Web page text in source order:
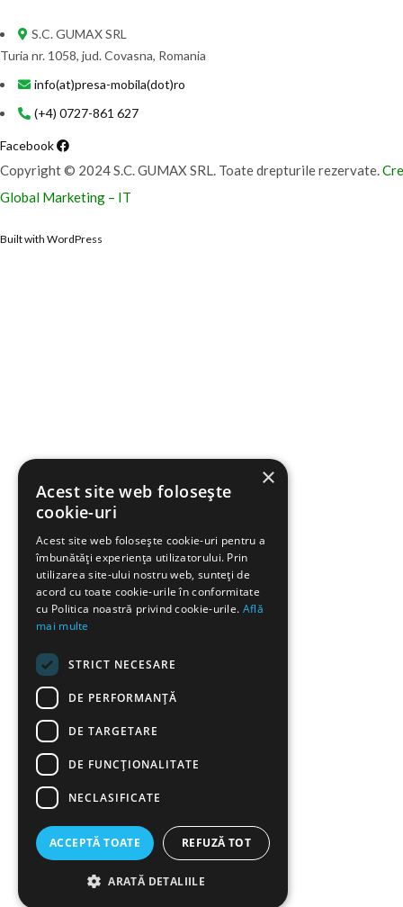
S.C. GUMAX SRL
Turia nr. 1058, jud. Covasna, Romania
info(at)presa-mobila(dot)ro
(+4) 0727-861 627
Facebook
Copyright © 2024 S.C. GUMAX SRL. Toate drepturile rezervate.
Global Marketing – IT
Built with WordPress
×
Acest site web folosește
cookie-uri
Acest site web folosește cookie-uri pentru a
îmbunătăți experiența utilizatorului. Prin
utilizarea site-ului nostru web, sunteți de
acord cu toate cookie-urile în conformitate
cu Politica noastră privind cookie-urile. Află
mai multe
STRICT NECESARE
DE PERFORMANȚĂ
DE TARGETARE
DE FUNCŢIONALITATE
NECLASIFICATE
ACCEPTĂ TOATE REFUZĂ TOT
ARATĂ DETALIILE